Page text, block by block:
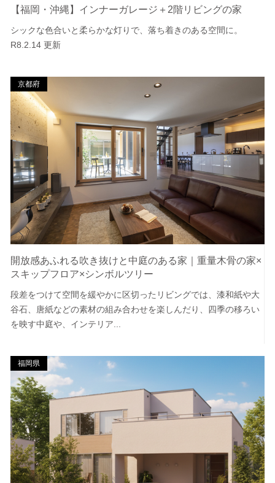
【福岡・沖縄】インナーガレージ＋2階リビングの家
シックな色合いと柔らかな灯りで、落ち着きのある空間に。
R8.2.14 更新
京都府
開放感あふれる吹き抜けと中庭のある家｜重量木骨の家×
スキップフロア×シンボルツリー
段差をつけて空間を緩やかに区切ったリビングでは、漆和紙や大
谷石、唐紙などの素材の組み合わせを楽しんだり、四季の移ろい
を映す中庭や、インテリア...
福岡県